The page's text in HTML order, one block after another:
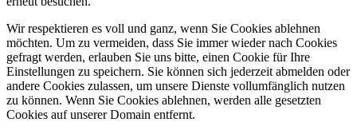
Wir respektieren es voll und ganz, wenn Sie Cookies ablehnen
möchten. Um zu vermeiden, dass Sie immer wieder nach Cookies
gefragt werden, erlauben Sie uns bitte, einen Cookie für Ihre
Einstellungen zu speichern. Sie können sich jederzeit abmelden oder
andere Cookies zulassen, um unsere Dienste vollumfänglich nutzen
zu können. Wenn Sie Cookies ablehnen, werden alle gesetzten
Cookies auf unserer Domain entfernt.